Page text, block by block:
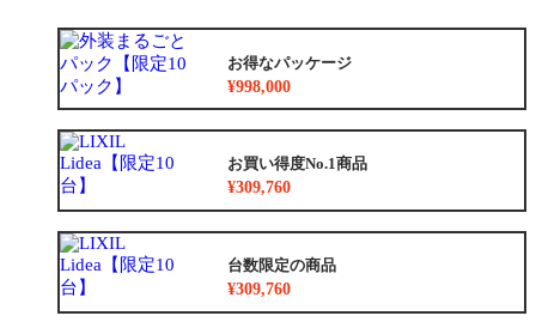
お得なパッケージ
¥998,000
お買い得度No.1商品
¥309,760
台数限定の商品
¥309,760